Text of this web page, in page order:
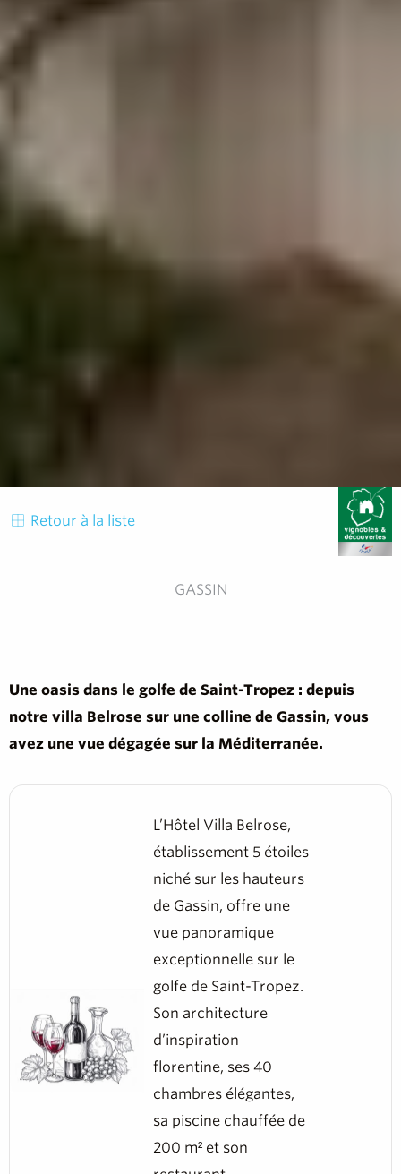
Retour à la liste
GASSIN
Une oasis dans le golfe de Saint-Tropez : depuis
notre villa Belrose sur une colline de Gassin, vous
avez une vue dégagée sur la Méditerranée.
L’Hôtel Villa Belrose,
établissement 5 étoiles
niché sur les hauteurs
de Gassin, offre une
vue panoramique
exceptionnelle sur le
golfe de Saint-Tropez.
Son architecture
d’inspiration
florentine, ses 40
chambres élégantes,
sa piscine chauffée de
200 m² et son